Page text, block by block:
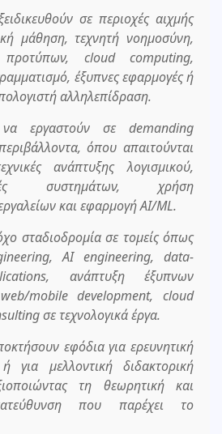
σε περιοχές αιχμής
μάθηση, τεχνητή νοημοσύνη,
προτύπων, cloud computing,
έξυπνες εφαρμογές ή
αλληλεπίδραση.
να εργαστούν σε demanding
όπου απαιτούνται
ανάπτυξης λογισμικού,
συστημάτων, χρήση
και εφαρμογή ΑΙ/ML.
σταδιοδρομία σε τομείς όπως
AI engineering, data-
ανάπτυξη έξυπνων
mobile development, cloud
σε τεχνολογικά έργα.
εφόδια για ερευνητική
για μελλοντική διδακτορική
τη θεωρητική και
που παρέχει το